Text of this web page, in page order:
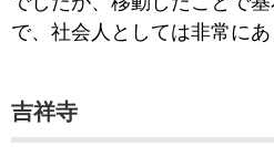
で、社会人としては非常にあ
吉祥寺